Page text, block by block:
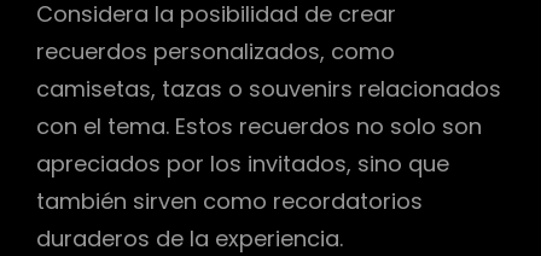
Considera la posibilidad de crear
recuerdos personalizados, como
camisetas, tazas o souvenirs relacionados
con el tema. Estos recuerdos no solo son
apreciados por los invitados, sino que
también sirven como recordatorios
duraderos de la experiencia.